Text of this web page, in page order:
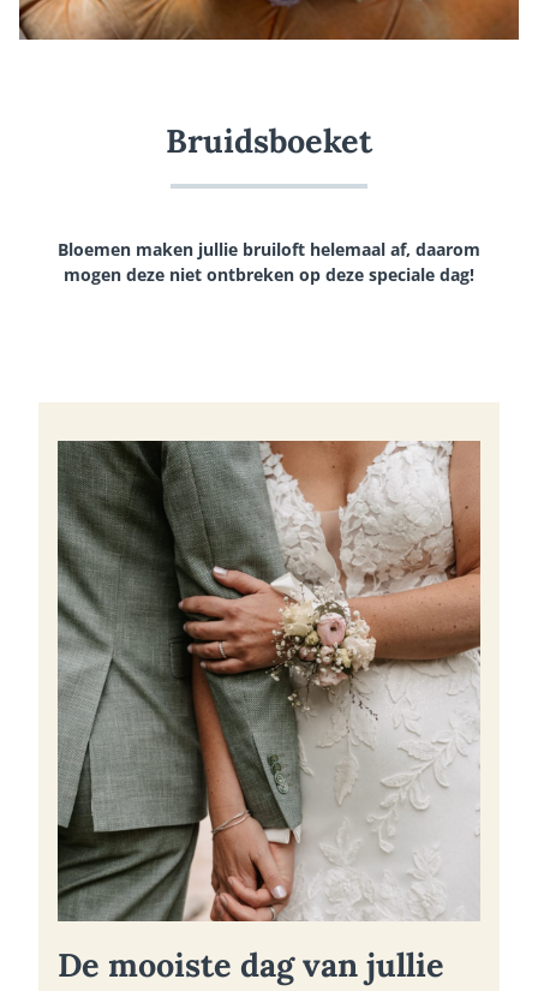
Bruidsboeket
Bloemen maken jullie bruiloft helemaal af, daarom
mogen deze niet ontbreken op deze speciale dag!
De mooiste dag van jullie